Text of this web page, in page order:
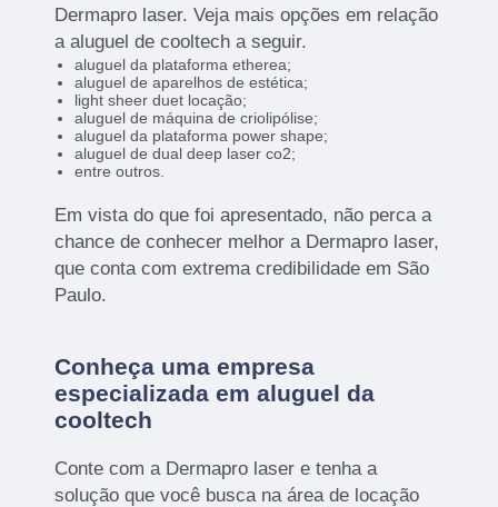
Dermapro laser. Veja mais opções em relação
a aluguel de cooltech a seguir.
aluguel da plataforma etherea;
aluguel de aparelhos de estética;
light sheer duet locação;
aluguel de máquina de criolipólise;
aluguel da plataforma power shape;
aluguel de dual deep laser co2;
entre outros.
Em vista do que foi apresentado, não perca a
chance de conhecer melhor a Dermapro laser,
que conta com extrema credibilidade em São
Paulo.
Conheça uma empresa
especializada em aluguel da
cooltech
Conte com a Dermapro laser e tenha a
solução que você busca na área de locação